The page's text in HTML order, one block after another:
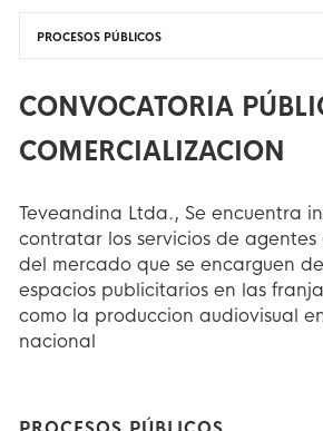
PROCESOS PÚBLICOS
CONVOCATORIA
COMERCIALIZACION
Teveandina Ltda., Se encuentra
contratar los servicios de
del mercado que se encarguen
espacios publicitarios en las
como la produccion audiovisual
nacional